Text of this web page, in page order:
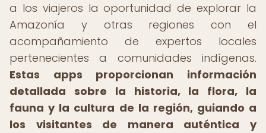
a los viajeros la oportunidad de explorar la
Amazonía y otras regiones con el
acompañamiento de expertos locales
pertenecientes a comunidades indígenas.
Estas apps proporcionan información
detallada sobre la historia, la flora, la
fauna y la cultura de la región, guiando a
los visitantes de manera auténtica y